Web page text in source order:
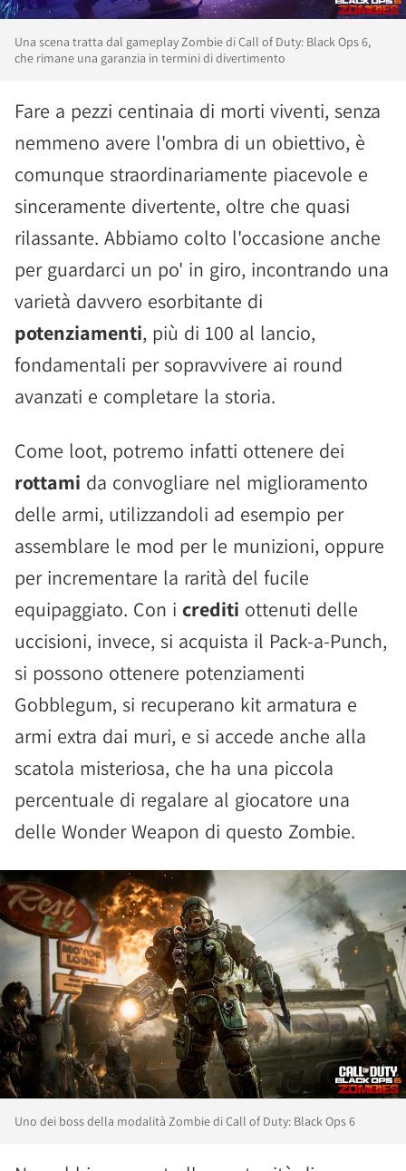
Una scena tratta dal gameplay Zombie di Call of Duty: Black Ops 6,
che rimane una garanzia in termini di divertimento
Fare a pezzi centinaia di morti viventi, senza
nemmeno avere l'ombra di un obiettivo, è
comunque straordinariamente piacevole e
sinceramente divertente, oltre che quasi
rilassante. Abbiamo colto l'occasione anche
per guardarci un po' in giro, incontrando una
varietà davvero esorbitante di
potenziamenti, più di 100 al lancio,
fondamentali per sopravvivere ai round
avanzati e completare la storia.
Come loot, potremo infatti ottenere dei
rottami da convogliare nel miglioramento
delle armi, utilizzandoli ad esempio per
assemblare le mod per le munizioni, oppure
per incrementare la rarità del fucile
equipaggiato. Con i crediti ottenuti delle
uccisioni, invece, si acquista il Pack-a-Punch,
si possono ottenere potenziamenti
Gobblegum, si recuperano kit armatura e
armi extra dai muri, e si accede anche alla
scatola misteriosa, che ha una piccola
percentuale di regalare al giocatore una
delle Wonder Weapon di questo Zombie.
Uno dei boss della modalità Zombie di Call of Duty: Black Ops 6